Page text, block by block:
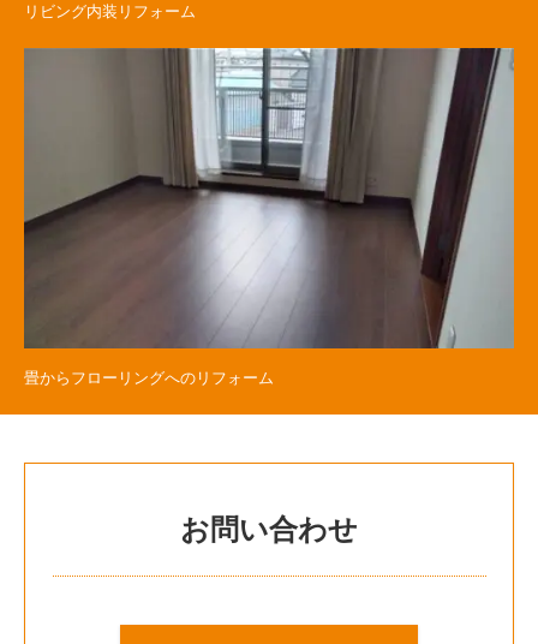
リビング内装リフォーム
畳からフローリングへのリフォーム
お問い合わせ